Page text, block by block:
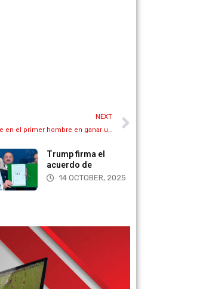
NEXT
Adolescente que se identifica como transgénero se convierte en el primer hombre en ganar un concurso de belleza patrocinado por Miss América
Trump firma el
acuerdo de
14 OCTOBER, 2025